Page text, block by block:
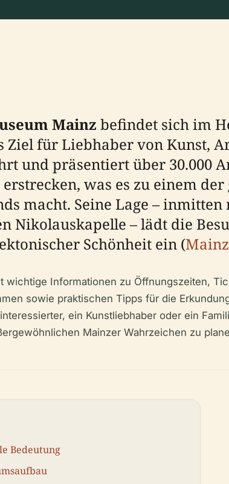
Mainz befindet sich im
für Liebhaber von Kunst,
und präsentiert über 30.000
was es zu einem
macht. Seine Lage –
Nikolauskapelle – lädt die
Schönheit ein (
wichtige Informationen zu Öffnungszeiten,
sowie praktischen Tipps für die
ein Kunstliebhaber oder ein
Mainzer Wahrzeichen zu
Bedeutung